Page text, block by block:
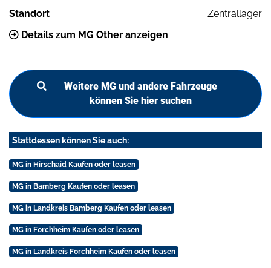
Standort
Zentrallager
Details zum MG Other anzeigen
Weitere MG und andere Fahrzeuge
können Sie hier suchen
Stattdessen können Sie auch:
MG in Hirschaid Kaufen oder leasen
MG in Bamberg Kaufen oder leasen
MG in Landkreis Bamberg Kaufen oder leasen
MG in Forchheim Kaufen oder leasen
MG in Landkreis Forchheim Kaufen oder leasen